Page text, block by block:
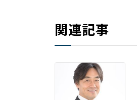
関連記事